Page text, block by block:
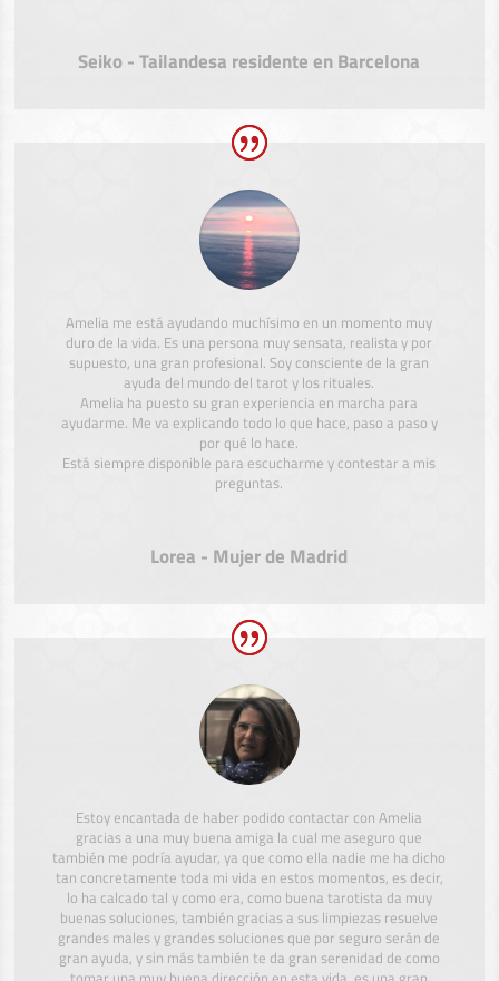
Seiko - Tailandesa residente en Barcelona
Amelia me está ayudando muchísimo en un momento muy
duro de la vida. Es una persona muy sensata, realista y por
supuesto, una gran profesional. Soy consciente de la gran
ayuda del mundo del tarot y los rituales.
Amelia ha puesto su gran experiencia en marcha para
ayudarme. Me va explicando todo lo que hace, paso a paso y
por qué lo hace.
Está siempre disponible para escucharme y contestar a mis
preguntas.
Lorea - Mujer de Madrid
Estoy encantada de haber podido contactar con Amelia
gracias a una muy buena amiga la cual me aseguro que
también me podría ayudar, ya que como ella nadie me ha dicho
tan concretamente toda mi vida en estos momentos, es decir,
lo ha calcado tal y como era, como buena tarotista da muy
buenas soluciones, también gracias a sus limpiezas resuelve
grandes males y grandes soluciones que por seguro serán de
gran ayuda, y sin más también te da gran serenidad de como